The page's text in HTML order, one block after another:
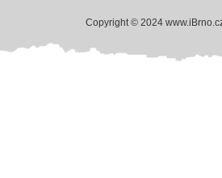
Copyright © 2024